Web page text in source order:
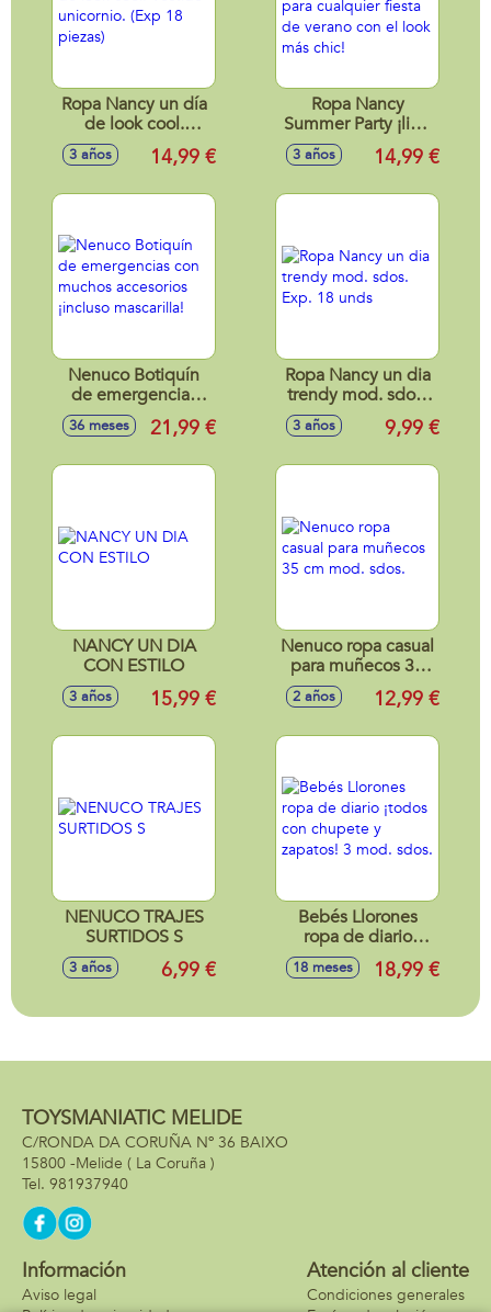
Ropa Nancy un día
de look cool.
Vestido unicornio.
(Exp 18 piezas)
3 años 14,99 €
Ropa Nancy
Summer Party ¡lista
para cualquier
fiesta de verano
3 años 14,99 €
Nenuco Botiquín
de emergencias
con muchos
accesorios ¡incluso
36 meses 21,99 €
Ropa Nancy un dia
trendy mod. sdos.
Exp. 18 unds
3 años 9,99 €
NANCY UN DIA
CON ESTILO
3 años 15,99 €
Nenuco ropa casual
para muñecos 35
cm mod. sdos.
2 años 12,99 €
NENUCO TRAJES
SURTIDOS S
3 años 6,99 €
Bebés Llorones
ropa de diario
¡todos con chupete
y zapatos! 3 mod.
18 meses 18,99 €
TOYSMANIATIC MELIDE
C/RONDA DA CORUÑA Nº 36 BAIXO
15800 -Melide ( La Coruña )
981937940
Información
Aviso legal
Atención al cliente
Condiciones generales